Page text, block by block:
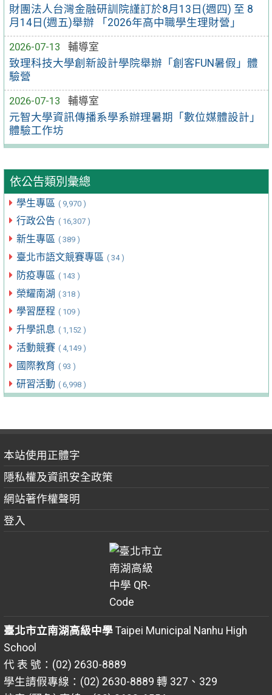
財團法人台灣金融研訓院謹訂於8月13日(週四) 至 8
月14日(週五)舉辦 「2026年高中職學生理財營」
2026-07-13
輔導室
致理科技大學創新設計學院舉辦「創客FUN暑假」體
驗營
2026-07-13
輔導室
元智大學資訊傳播系學系辦理暑期「數位媒體設計」
體驗工作坊
依公告類別彙總
學生專區 ( 9,970 )
行政公告 ( 16,307 )
新生專區 ( 389 )
臺北市語文競賽專區 ( 34 )
防疫專區 ( 143 )
榮耀南湖 ( 318 )
學習歷程 ( 109 )
升學訊息 ( 1,152 )
活動競賽 ( 4,149 )
國際教育 ( 93 )
研習活動 ( 6,998 )
本站使用正體字
隱私權及資訊安全政策
網站著作權聲明
登入
臺北市立南湖高級中學Taipei Municipal Nanhu High
School
代 表 號：(02) 2630-8889
學生請假專線：(02) 2630-8889 轉 327、329